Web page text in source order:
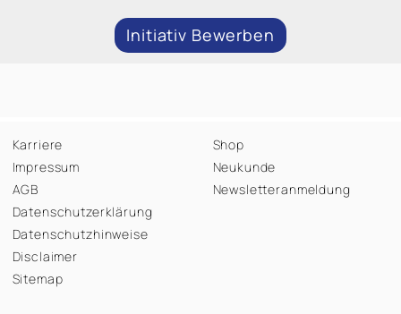
Initiativ Bewerben
Karriere
Impressum
AGB
Datenschutzerklärung
Datenschutzhinweise
Disclaimer
Sitemap
Shop
Neukunde
Newsletteranmeldung